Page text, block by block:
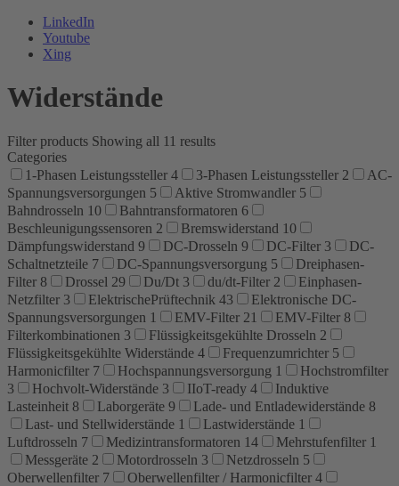
LinkedIn
Youtube
Xing
Widerstände
Filter products Showing all 11 results
Categories
1-Phasen Leistungssteller 4 3-Phasen Leistungssteller 2
AC-
Spannungsversorgungen 5 Aktive Stromwandler 5
Bahndrosseln 10 Bahntransformatoren 6
Beschleunigungssensoren 2 Bremswiderstand 10
Dämpfungswiderstand 9 DC-Drosseln 9 DC-Filter 3
DC-
Schaltnetzteile 7 DC-Spannungsversorgung 5
Dreiphasen-
Filter 8 Drossel 29 Du/Dt 3 du/dt-Filter 2
Einphasen-
Netzfilter 3 ElektrischePrüftechnik 43
Elektronische DC-
Spannungsversorgungen 1 EMV-Filter 21 EMV-Filter 8
Filterkombinationen 3 Flüssigkeitsgekühlte Drosseln 2
Flüssigkeitsgekühlte Widerstände 4 Frequenzumrichter 5
Harmonicfilter 7 Hochspannungsversorgung 1
Hochstromfilter
3
Hochvolt-Widerstände 3 IIoT-ready 4
Induktive
Lasteinheit 8 Laborgeräte 9 Lade- und Entladewiderstände 8
Last- und Stellwiderstände 1 Lastwiderstände 1
Luftdrosseln 7 Medizintransformatoren 14 Mehrstufenfilter 1
Messgeräte 2 Motordrosseln 3 Netzdrosseln 5
Oberwellenfilter 7 Oberwellenfilter / Harmonicfilter 4